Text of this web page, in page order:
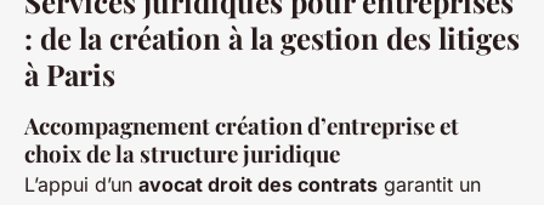
: de la création à la gestion des litiges
à Paris
Accompagnement création d’entreprise et
choix de la structure juridique
L’appui d’un avocat droit des contrats garantit un